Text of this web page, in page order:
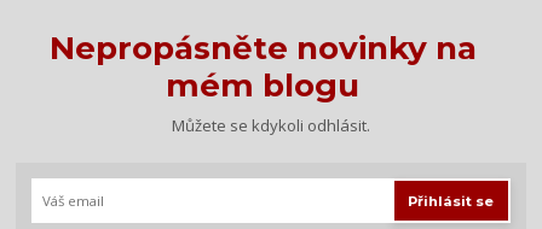
Nepropásněte novinky na
mém blogu
Můžete se kdykoli odhlásit.
Přihlásit se